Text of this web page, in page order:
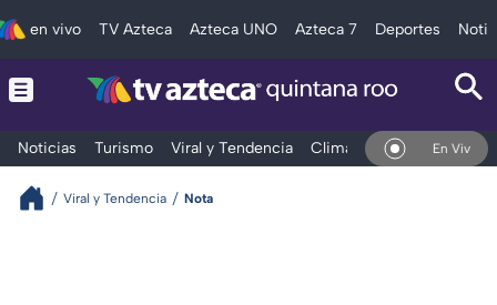
en vivo TV Azteca Azteca UNO Azteca 7 Deportes
Noticias Turismo Viral y Tendencia Clima Tráfico En Vivo
Viral y Tendencia Nota